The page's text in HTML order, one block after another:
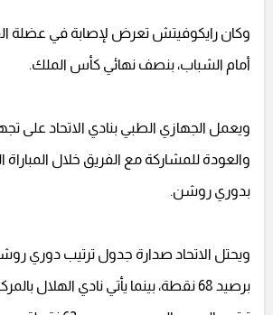
وكان رايكوفيتش تعرض لإصابة في عضلة
أمام الشباب، بنصف نهائي كأس الملك.
ويعمل الجهازي الطبي بنادي الاتحاد على
والعودة للمشاركة مع الفريق خلال المباراة
بدوري روشن.
ويحتل الاتحاد صدارة جدول ترتيب دوري
برصيد 68 نقطة، بينما يأتي نادي الهلال